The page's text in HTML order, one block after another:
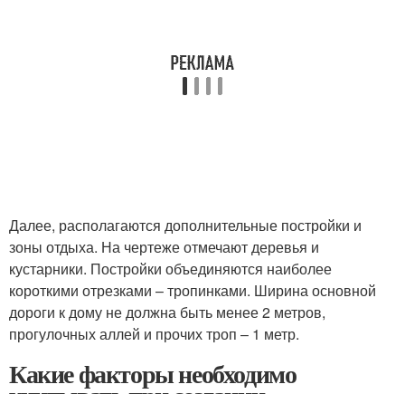
Далее, располагаются дополнительные постройки и
зоны отдыха. На чертеже отмечают деревья и
кустарники. Постройки объединяются наиболее
короткими отрезками – тропинками. Ширина основной
дороги к дому не должна быть менее 2 метров,
прогулочных аллей и прочих троп – 1 метр.
Какие факторы необходимо